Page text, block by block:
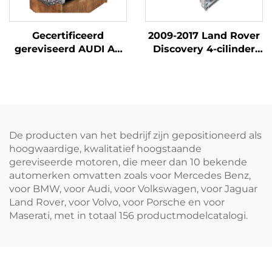
Gecertificeerd
gereviseerd AUDI A4
2009-2017 Land Rover
Discovery 4-cilinder
De producten van het bedrijf zijn gepositioneerd als
hoogwaardige, kwalitatief hoogstaande
gereviseerde motoren, die meer dan 10 bekende
automerken omvatten zoals voor Mercedes Benz,
voor BMW, voor Audi, voor Volkswagen, voor Jaguar
Land Rover, voor Volvo, voor Porsche en voor
Maserati, met in totaal 156 productmodelcatalogi.